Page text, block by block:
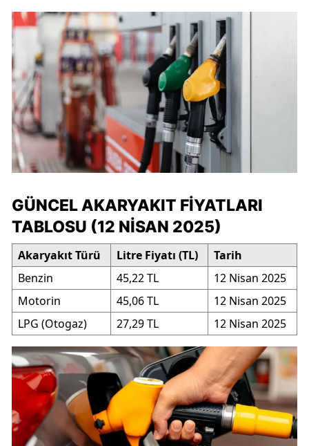
GÜNCEL AKARYAKIT FIYATLARI
TABLOSU (12 NISAN 2025)
Akaryakıt Türü Litre Fiyatı (TL)
Tarih
Benzin
45,22 TL
12 Nisan 2025
Motorin
45,06 TL
12 Nisan 2025
LPG (Otogaz)
27,29 TL 12 Nisan 2025